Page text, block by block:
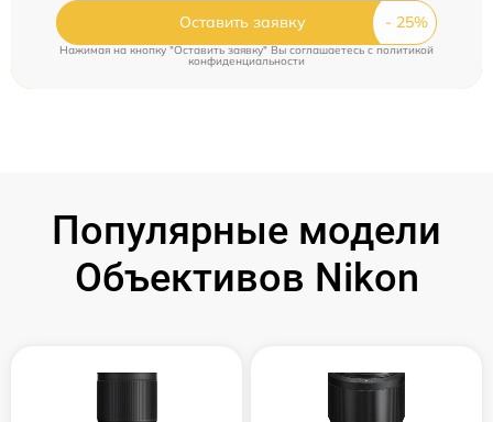
Оставить заявку
Нажимая на кнопку "Оставить заявку" Вы соглашаетесь cполитикой
конфиденциальности
Популярные модели
Объективов Nikon